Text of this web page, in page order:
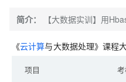
简介： 【大数据实训】用
《云计算与大数据处理》课程
项目